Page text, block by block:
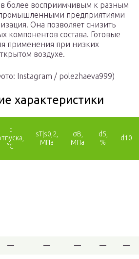
более восприимчивым к разным
предприятиями
Она позволяет снизить
компонентов состава. Готовые
применения при низких
воздухе.
Instagram / polezhaeva999)
характеристики
t
°C
sТ |s0,2
МПа
σB
МПа
d5
%
d10
— — — — —